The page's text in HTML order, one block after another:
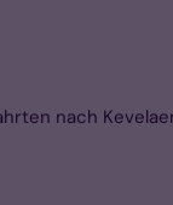
nach